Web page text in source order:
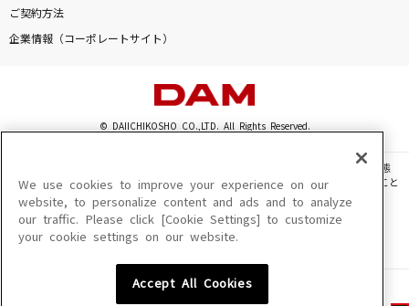
ご契約方法
企業情報（コーポレートサイト）
© DAIICHIKOSHO CO.,LTD. All Rights Reserved.
このサイトに掲載されている一切の文章・画像・写真・動画・音声等を、手段や形態
を問わず、著作権法の定める範囲を超えて無断で複製、転載、ファイル化などすること
を禁じます。
楽曲及びコンテンツは、機種によりご利用いただけない場合があります。
楽曲及びコンテンツの配信日、配信内容が変更になる場合があります。
We use cookies to improve your experience on our
website, to personalize content and ads and to analyze
our traffic. Please click [Cookie Settings] to customize
your cookie settings on our website.
Accept All Cookies